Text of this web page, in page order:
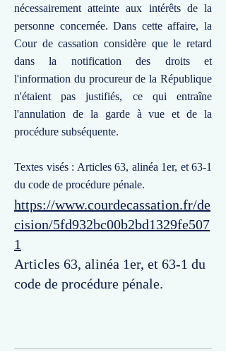
nécessairement atteinte aux intérêts de la
personne concernée. Dans cette affaire, la
Cour de cassation considère que le retard
dans la notification des droits et
l'information du procureur de la République
n'étaient pas justifiés, ce qui entraîne
l'annulation de la garde à vue et de la
procédure subséquente.
Textes visés : Articles 63, alinéa 1er, et 63-1
du code de procédure pénale.
https://www.courdecassation.fr/de
cision/5fd932bc00b2bd1329fe507
1
Articles 63, alinéa 1er, et 63-1 du
code de procédure pénale.